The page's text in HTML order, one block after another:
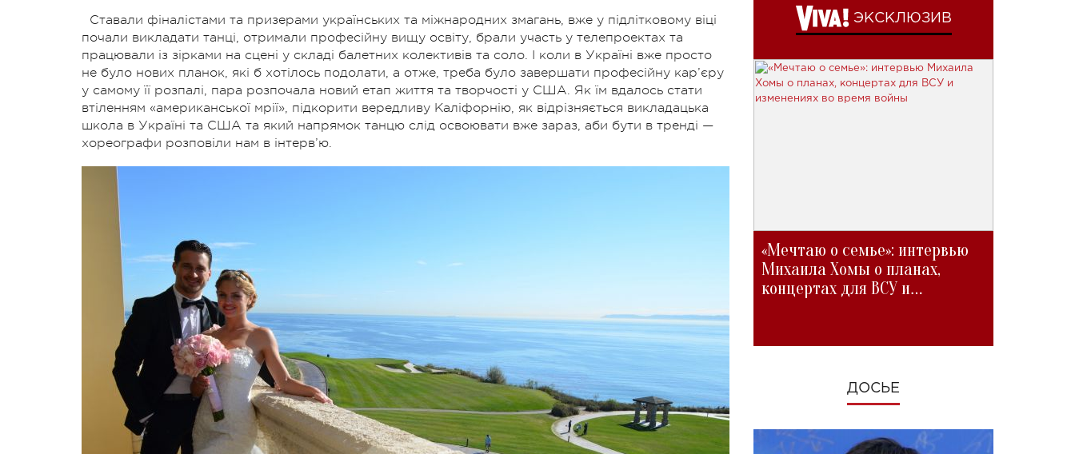
Ставали фіналістами та призерами українських та міжнародних змагань, вже у підлітковому віці
почали викладати танці, отримали професійну вищу освіту, брали участь у телепроектах та
працювали із зірками на сцені у складі балетних колективів та соло. І коли в Україні вже просто
не було нових планок, які б хотілось подолати, а отже, треба було завершати професійну кар’єру
у самому її розпалі, пара розпочала новий етап життя та творчості у США. Як їм вдалось стати
втіленням «американської мрії», підкорити вередливу Каліфорнію, як відрізняється викладацька
школа в Україні та США та який напрямок танцю слід освоювати вже зараз, аби бути в тренді —
хореографи розповіли нам в інтерв’ю.
ЭКСКЛЮЗИВ
«Мечтаю о семье»: интервью
Михаила Хомы о планах,
концертах для ВСУ и
ДОСЬЕ